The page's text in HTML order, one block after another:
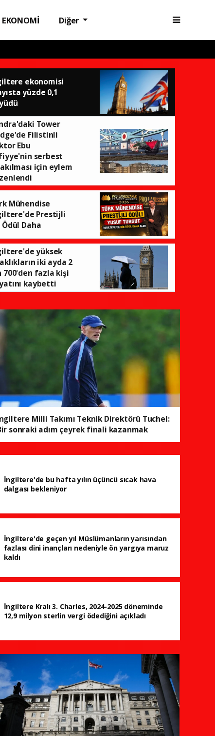
EKONOMİ
Diğer
İngiltere'nin yarısı ani
ekonomisi
yüzde 0,1
Tower
Filistinli
Ebu
serbest
için eylem
Mühendise
Prestijli
Ödül Daha
yüksek
iki ayda 2
700'den fazla kişi
kaybetti
Milli Takımı Teknik Direktörü Tuchel:
sonraki adım çeyrek finali kazanmak
İngiltere'de bu hafta yılın üçüncü sıcak hava
dalgası bekleniyor
İngiltere'de geçen yıl Müslümanların yarısından
fazlası dini inançları nedeniyle ön yargıya maruz
kaldı
İngiltere Kralı 3. Charles, 2024-2025 döneminde
12,9 milyon sterlin vergi ödediğini açıkladı